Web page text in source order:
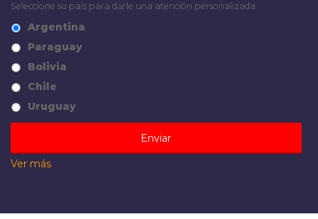
Seleccione su país para darle una atención personalizada
Argentina
Paraguay
Bolivia
Chile
Uruguay
Ver más